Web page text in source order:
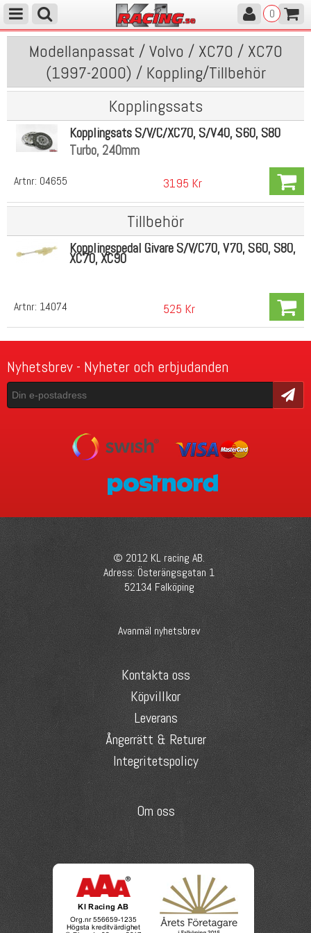
0
Modellanpassat / Volvo / XC70 / XC70
(1997-2000) / Koppling/Tillbehör
Kopplingssats
Artnr: 04655
Kopplingsats S/V/C/XC70, S/V40, S60, S80
Turbo, 240mm
3195 Kr
Tillbehör
Artnr: 14074
Kopplingspedal Givare S/V/C70, V70, S60, S80,
XC70, XC90
525 Kr
Nyhetsbrev - Nyheter och erbjudanden
Skicka
© 2012 KL racing AB.
Adress: Österängsgatan 1
52134 Falköping
Avanmäl nyhetsbrev
Kontakta oss
Köpvillkor
Leverans
Ångerrätt & Returer
Integritetspolicy
Om oss